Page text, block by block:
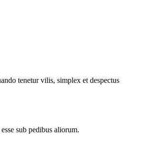
tenetur vilis, simplex et despectus
sub pedibus aliorum.